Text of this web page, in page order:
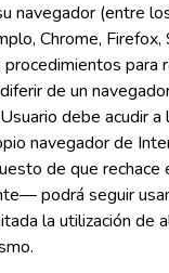
navegador (entre
Chrome, Firefox,
para
de un
debe acudir
navegador de
de que rechace
podrá seguir
la utilización de